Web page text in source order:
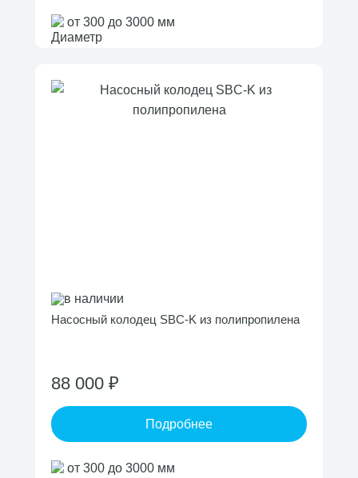
от 300 до 3000 мм
в наличии
Насосный колодец SBC-K из полипропилена
88 000 ₽
Подробнее
от 300 до 3000 мм